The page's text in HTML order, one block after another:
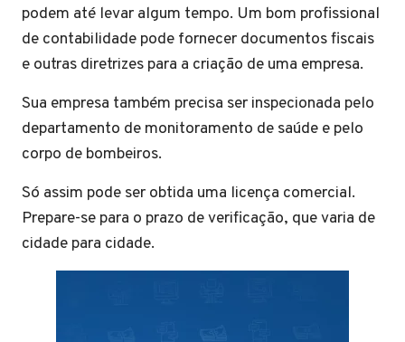
podem até levar algum tempo. Um bom profissional
de contabilidade pode fornecer documentos fiscais
e outras diretrizes para a criação de uma empresa.
Sua empresa também precisa ser inspecionada pelo
departamento de monitoramento de saúde e pelo
corpo de bombeiros.
Só assim pode ser obtida uma licença comercial.
Prepare-se para o prazo de verificação, que varia de
cidade para cidade.